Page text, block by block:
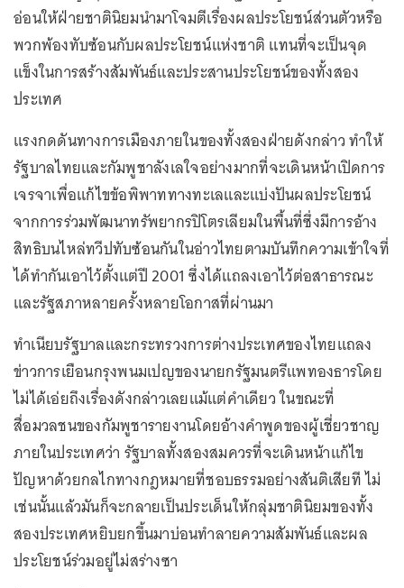
อ่อนให้ฝ่ายชาตินิยมนำมาโจมตีเรื่องผลประโยชน์ส่วนตัวหรือ
พวกพ้องทับซ้อนกับผลประโยชน์แห่งชาติ แทนที่จะเป็นจุด
แข็งในการสร้างสัมพันธ์และประสานประโยชน์ของทั้งสอง
ประเทศ
แรงกดดันทางการเมืองภายในของทั้งสองฝ่ายดังกล่าว ทำให้
รัฐบาลไทยและกัมพูชาลังเลใจอย่างมากที่จะเดินหน้าเปิดการ
เจรจาเพื่อแก้ไขข้อพิพาททางทะเลและแบ่งปันผลประโยชน์
จากการร่วมพัฒนาทรัพยากรปิโตรเลียมในพื้นที่ซึ่งมีการอ้าง
สิทธิบนไหล่ทวีปทับซ้อนกันในอ่าวไทยตามบันทึกความเข้าใจที่
ได้ทำกันเอาไว้ตั้งแต่ปี 2001 ซึ่งได้แถลงเอาไว้ต่อสาธารณะ
และรัฐสภาหลายครั้งหลายโอกาสที่ผ่านมา
ทำเนียบรัฐบาลและกระทรวงการต่างประเทศของไทยแถลง
ข่าวการเยือนกรุงพนมเปญของนายกรัฐมนตรีแพทองธารโดย
ไม่ได้เอ่ยถึงเรื่องดังกล่าวเลยแม้แต่คำเดียว ในขณะที่
สื่อมวลชนของกัมพูชารายงานโดยอ้างคำพูดของผู้เชี่ยวชาญ
ภายในประเทศว่า รัฐบาลทั้งสองสมควรที่จะเดินหน้าแก้ไข
ปัญหาด้วยกลไกทางกฎหมายที่ชอบธรรมอย่างสันติเสียที ไม่
เช่นนั้นแล้วมันก็จะกลายเป็นประเด็นให้กลุ่มชาตินิยมของทั้ง
สองประเทศหยิบยกขึ้นมาบ่อนทำลายความสัมพันธ์และผล
ประโยชน์ร่วมอยู่ไม่สร่างซา